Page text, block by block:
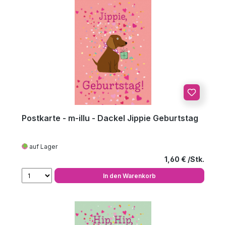
Postkarte - m-illu - Dackel Jippie Geburtstag
auf Lager
Regulärer
1,60 €
In den Warenkorb